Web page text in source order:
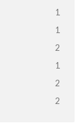
1
1
2
1
2
2